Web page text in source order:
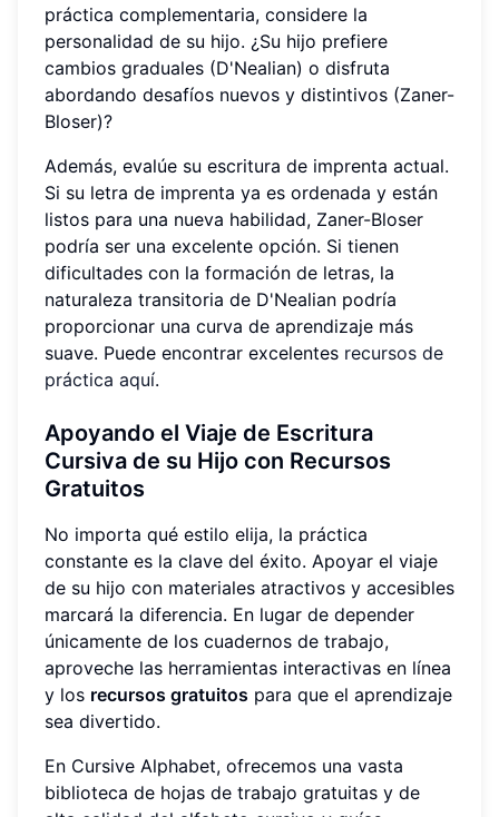
práctica complementaria, considere la
personalidad de su hijo. ¿Su hijo prefiere
cambios graduales (D'Nealian) o disfruta
abordando desafíos nuevos y distintivos (Zaner-
Bloser)?
Además, evalúe su escritura de imprenta actual.
Si su letra de imprenta ya es ordenada y están
listos para una nueva habilidad, Zaner-Bloser
podría ser una excelente opción. Si tienen
dificultades con la formación de letras, la
naturaleza transitoria de D'Nealian podría
proporcionar una curva de aprendizaje más
suave. Puede encontrar excelentes recursos de
práctica aquí.
Apoyando el Viaje de Escritura
Cursiva de su Hijo con Recursos
Gratuitos
No importa qué estilo elija, la práctica
constante es la clave del éxito. Apoyar el viaje
de su hijo con materiales atractivos y accesibles
marcará la diferencia. En lugar de depender
únicamente de los cuadernos de trabajo,
aproveche las herramientas interactivas en línea
y los recursos gratuitos para que el aprendizaje
sea divertido.
En Cursive Alphabet, ofrecemos una vasta
biblioteca de hojas de trabajo gratuitas y de